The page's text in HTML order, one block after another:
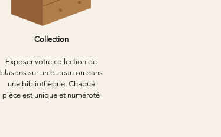
Collection
Exposer votre collection de
blasons sur un bureau ou dans
une bibliothèque. Chaque
pièce est unique et numéroté